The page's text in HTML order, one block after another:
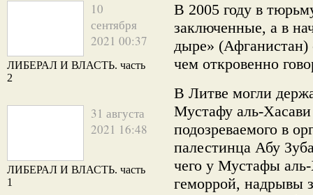
10
сентября
2021 00:37
ЛИБЕРАЛ И ВЛАСТЬ. часть
2
31 августа
2021 16:48
ЛИБЕРАЛ И ВЛАСТЬ. часть
1
В 2005 году в
заключенные, а в
дыре» (Афганистан)
чем откровенно
В Литве могли
Мустафу аль-
подозреваемого в
палестинца Абу
чего у Мустафы
геморрой, надрывы